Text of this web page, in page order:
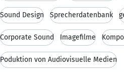
Sound Design Sprecherdatenbank
Corporate Sound Imagefilme
Poduktion von Audiovisuelle Medien